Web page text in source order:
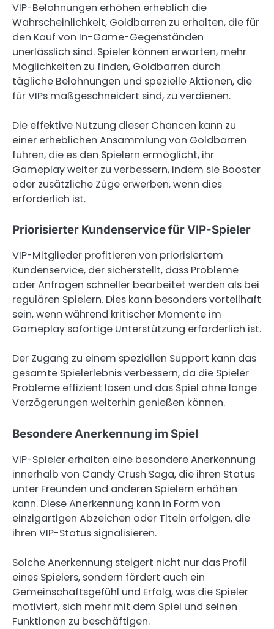
VIP-Belohnungen erhöhen erheblich die
Wahrscheinlichkeit, Goldbarren zu erhalten, die für
den Kauf von In-Game-Gegenständen
unerlässlich sind. Spieler können erwarten, mehr
Möglichkeiten zu finden, Goldbarren durch
tägliche Belohnungen und spezielle Aktionen, die
für VIPs maßgeschneidert sind, zu verdienen.
Die effektive Nutzung dieser Chancen kann zu
einer erheblichen Ansammlung von Goldbarren
führen, die es den Spielern ermöglicht, ihr
Gameplay weiter zu verbessern, indem sie Booster
oder zusätzliche Züge erwerben, wenn dies
erforderlich ist.
Priorisierter Kundenservice für VIP-Spieler
VIP-Mitglieder profitieren von priorisiertem
Kundenservice, der sicherstellt, dass Probleme
oder Anfragen schneller bearbeitet werden als bei
regulären Spielern. Dies kann besonders vorteilhaft
sein, wenn während kritischer Momente im
Gameplay sofortige Unterstützung erforderlich ist.
Der Zugang zu einem speziellen Support kann das
gesamte Spielerlebnis verbessern, da die Spieler
Probleme effizient lösen und das Spiel ohne lange
Verzögerungen weiterhin genießen können.
Besondere Anerkennung im Spiel
VIP-Spieler erhalten eine besondere Anerkennung
innerhalb von Candy Crush Saga, die ihren Status
unter Freunden und anderen Spielern erhöhen
kann. Diese Anerkennung kann in Form von
einzigartigen Abzeichen oder Titeln erfolgen, die
ihren VIP-Status signalisieren.
Solche Anerkennung steigert nicht nur das Profil
eines Spielers, sondern fördert auch ein
Gemeinschaftsgefühl und Erfolg, was die Spieler
motiviert, sich mehr mit dem Spiel und seinen
Funktionen zu beschäftigen.